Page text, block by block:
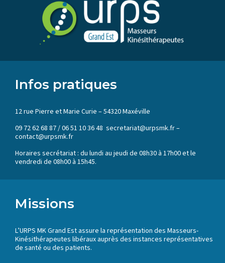
Infos pratiques
12 rue Pierre et Marie Curie – 54320 Maxéville
09 72 62 68 87 / 06 51 10 36 48 secretariat@urpsmk.fr –
contact@urpsmk.fr
Horaires secrétariat : du lundi au jeudi de 08h30 à 17h00 et le
vendredi de 08h00 à 15h45.
Missions
L’URPS MK Grand Est assure la représentation des Masseurs-
Kinésithérapeutes libéraux auprès des instances représentatives
de santé ou des patients.